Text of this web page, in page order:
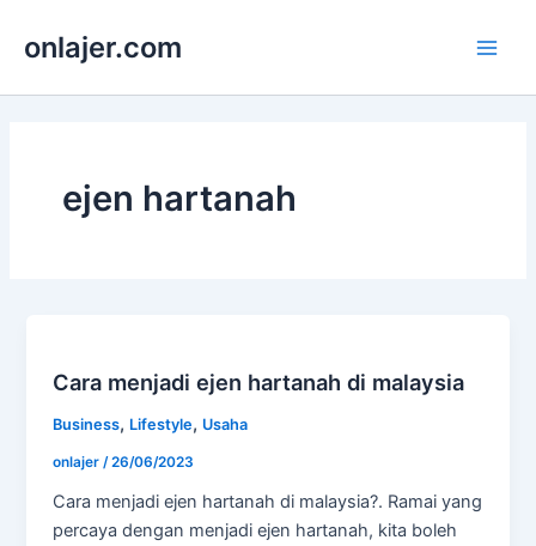
onlajer.com
ejen hartanah
Cara menjadi ejen hartanah di malaysia
Business, Lifestyle, Usaha
onlajer/26/06/2023
Cara menjadi ejen hartanah di malaysia?. Ramai yang
percaya dengan menjadi ejen hartanah, kita boleh